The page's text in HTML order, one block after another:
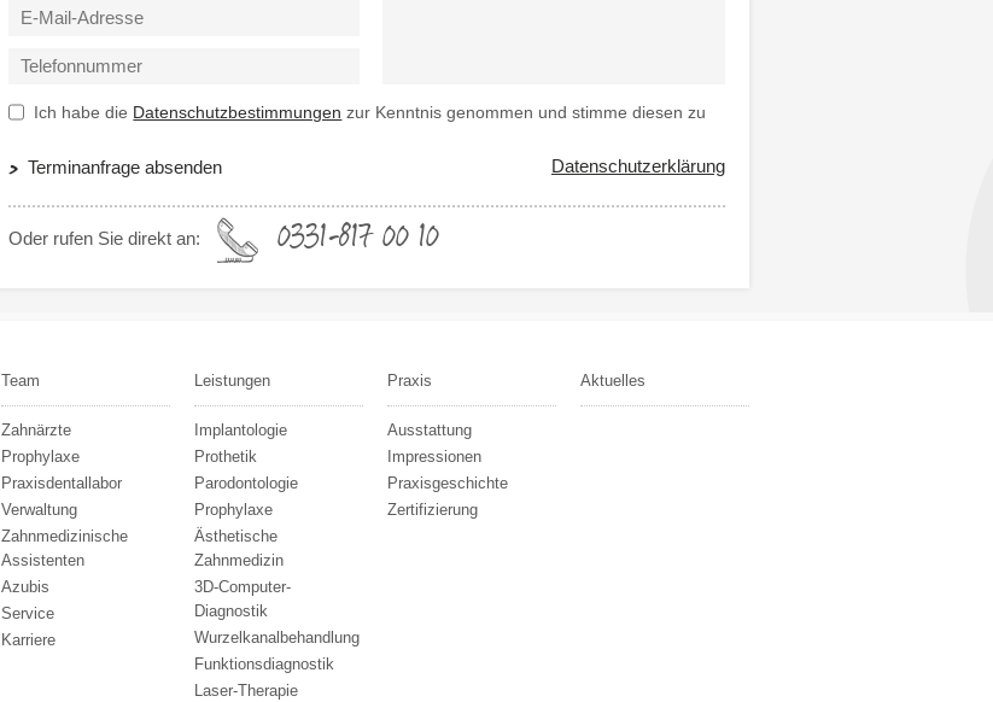
Ich habe die Datenschutzbestimmungen zur Kenntnis genommen und stimme diesen zu
Terminanfrage absenden Datenschutzerklärung
Oder rufen Sie direkt an: 0331-817 00 10
Team
Zahnärzte
Prophylaxe
Praxisdentallabor
Verwaltung
Zahnmedizinische
Assistenten
Azubis
Service
Karriere
Leistungen
Implantologie
Prothetik
Parodontologie
Prophylaxe
Ästhetische
Zahnmedizin
3D-Computer-
Diagnostik
Wurzelkanalbehandlung
Funktionsdiagnostik
Laser-Therapie
Praxis
Ausstattung
Impressionen
Praxisgeschichte
Zertifizierung
Aktuelles